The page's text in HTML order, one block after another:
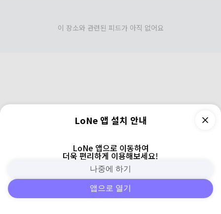
이 장소와 관련된 피드가 아직 없어요
피드 주변 검색 로그인
LoNe 앱 설치 안내
LoNe 앱으로 이동하여
더욱 편리하게 이용해보세요!
나중에 하기
앱으로 열기